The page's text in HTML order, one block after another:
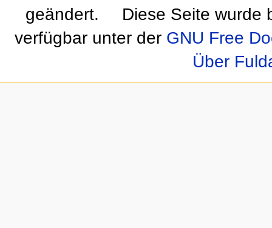
geändert.
Diese Seite wurde
verfügbar unter der GNU Free
Über